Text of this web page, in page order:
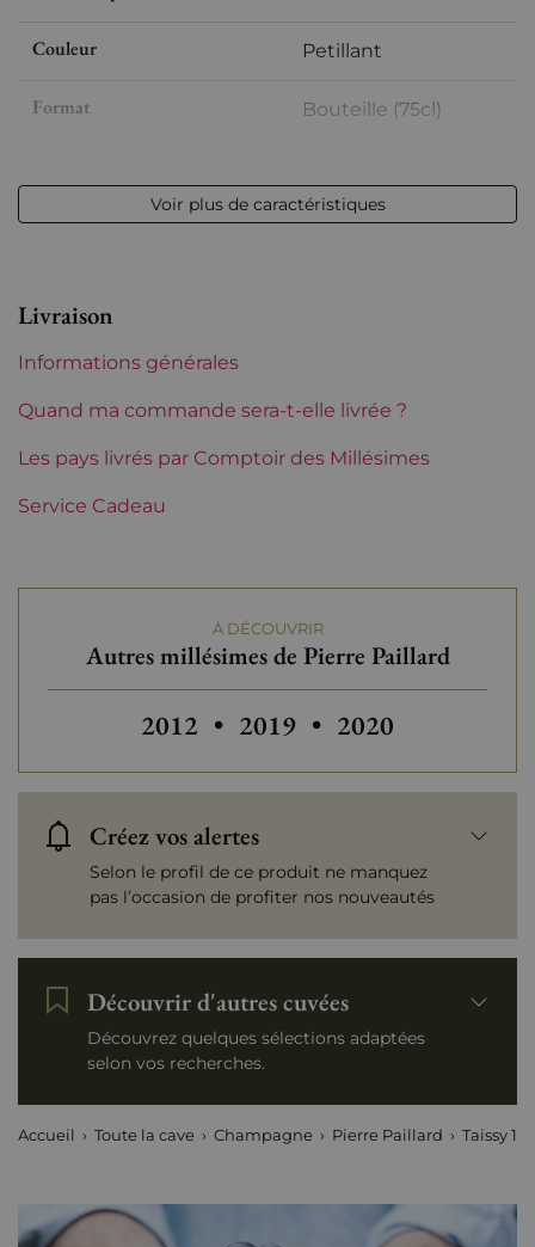
Couleur Petillant
Format Bouteille (75cl)
Volume 12,50 % vol - 75 cl
Etiquette Parfaite
Région Champagne
Maisons de Champagne
Voir plus de caractéristiques
Livraison
Informations générales
Quand ma commande sera-t-elle livrée ?
Les pays livrés par Comptoir des Millésimes
Service Cadeau
À DÉCOUVRIR
Autres millésimes de Pierre Paillard
Autres millésimes de Pierre Paillard
2012 • 2019 • 2020
Créez vos alertes
Selon le profil de ce produit ne manquez
pas l’occasion de profiter nos nouveautés
Découvrir d'autres cuvées
Découvrez quelques sélections adaptées
selon vos recherches.
Accueil Toute la cave Champagne Pierre Paillard Taissy